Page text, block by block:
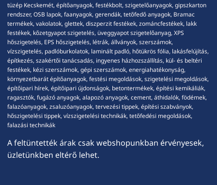
tüzép Kecskemét, építőanyagok, festékbolt, szigetelőanyagok, gipszkarton
rendszer, OSB lapok, faanyagok, gerendák, tetőfedő anyagok, Bramac
termékek, vakolatok, glettek, diszperzit festékek, zománcfestékek, lakk
festékek, kőzetgyapot szigetelés, üveggyapot szigetelőanyag, XPS
hőszigetelés, EPS hőszigetelés, létrák, állványok, szerszámok,
vízszigetelés, padlóburkolatok, laminált padló, hőtükrös fólia, lakásfelújítás,
építkezés, szakértői tanácsadás, ingyenes házhozszállítás, kül- és beltéri
festékek, kézi szerszámok, gépi szerszámok, energiahatékonyság,
környezetbarát építőanyagok, festési megoldások, szigetelési megoldások,
építőipari hírek, építőipari újdonságok, betontermékek, építési kemikáliák,
ragasztók, fugázó anyagok, alapozó anyagok, cement, áthidalók, födémek,
falazóanyagok, zsaluzóanyagok, tervezési tippek, építési szabványok,
hőszigetelési tippek, vízszigetelési technikák, tetőfedési megoldások,
falazási technikák
A feltüntették árak csak webshopunkban érvényesek,
üzletünkben eltérő lehet.